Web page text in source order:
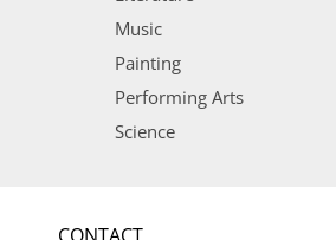
Music
Painting
Performing Arts
Science